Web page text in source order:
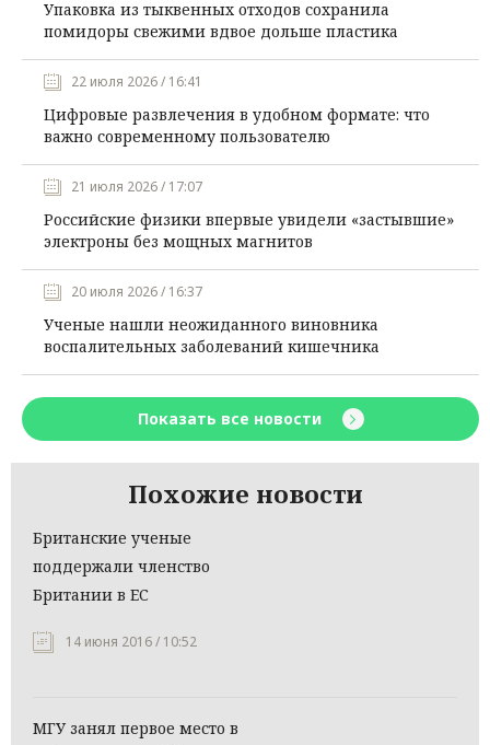
Упаковка из тыквенных отходов сохранила
помидоры свежими вдвое дольше пластика
22 июля 2026 / 16:41
Цифровые развлечения в удобном формате: что
важно современному пользователю
21 июля 2026 / 17:07
Российские физики впервые увидели «застывшие»
электроны без мощных магнитов
20 июля 2026 / 16:37
Ученые нашли неожиданного виновника
воспалительных заболеваний кишечника
Показать все новости
Похожие новости
Британские ученые
поддержали членство
Британии в ЕС
14 июня 2016 / 10:52
МГУ занял первое место в